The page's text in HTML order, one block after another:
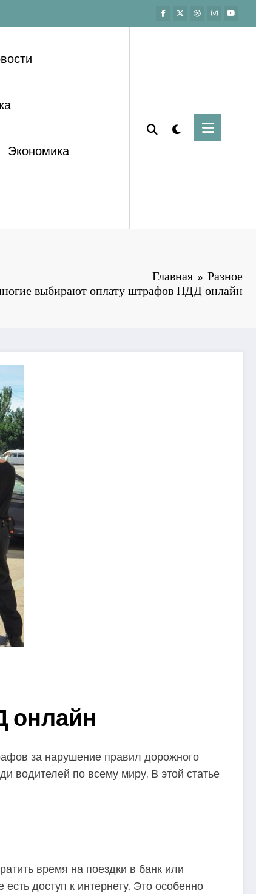
Экономика
Главная
Разное
выбирают оплату штрафов ПДД онлайн
онлайн
за нарушение правил дорожного
водителей по всему миру. В этой статье
время на поездки в банк или
доступ к интернету. Это особенно